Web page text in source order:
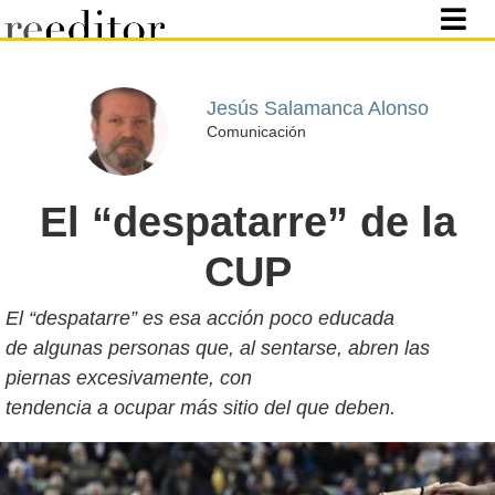
Jesús Salamanca Alonso
Comunicación
El “despatarre” de la
CUP
El “despatarre” es esa acción poco educada
de algunas personas que, al sentarse, abren las
piernas excesivamente, con
tendencia a ocupar más sitio del que deben.